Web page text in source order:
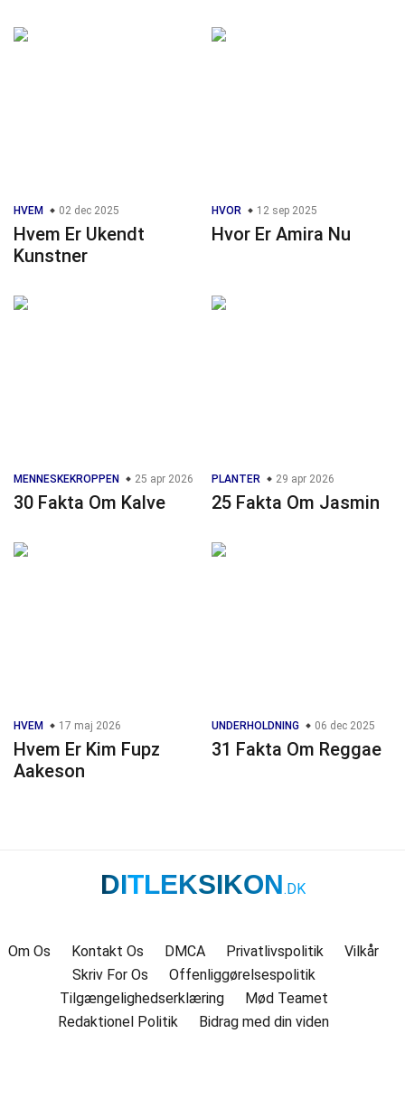
HVEM 02 dec 2025
Hvem Er Ukendt
Kunstner
HVOR 12 sep 2025
Hvor Er Amira Nu
MENNESKEKROPPEN 25 apr 2026
30 Fakta Om Kalve
PLANTER 29 apr 2026
25 Fakta Om Jasmin
HVEM 17 maj 2026
Hvem Er Kim Fupz
Aakeson
UNDERHOLDNING 06 dec 2025
31 Fakta Om Reggae
DITLEKSIKON.DK
Om Os Kontakt Os DMCA Privatlivspolitik
Vilkår
Skriv For Os
Offenliggørelsespolitik
Tilgængelighedserklæring
Mød Teamet
Redaktionel Politik
Bidrag med din viden